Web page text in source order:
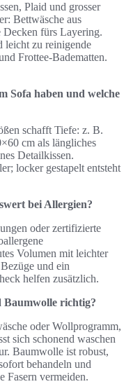
Plaid und grosser
Bettwäsche aus
fürs Layering.
leicht zu reinigende
Frottee‑Badematten.
Sofa haben und welche
schafft Tiefe: z. B.
cm als längliches
Detailkissen.
locker gestapelt entsteht
bei Allergien?
oder zertifizierte
Volumen mit leichter
und ein
helfen zusätzlich.
Baumwolle richtig?
oder Wollprogramm,
sich schonend waschen
Baumwolle ist robust,
behandeln und
Fasern vermeiden.